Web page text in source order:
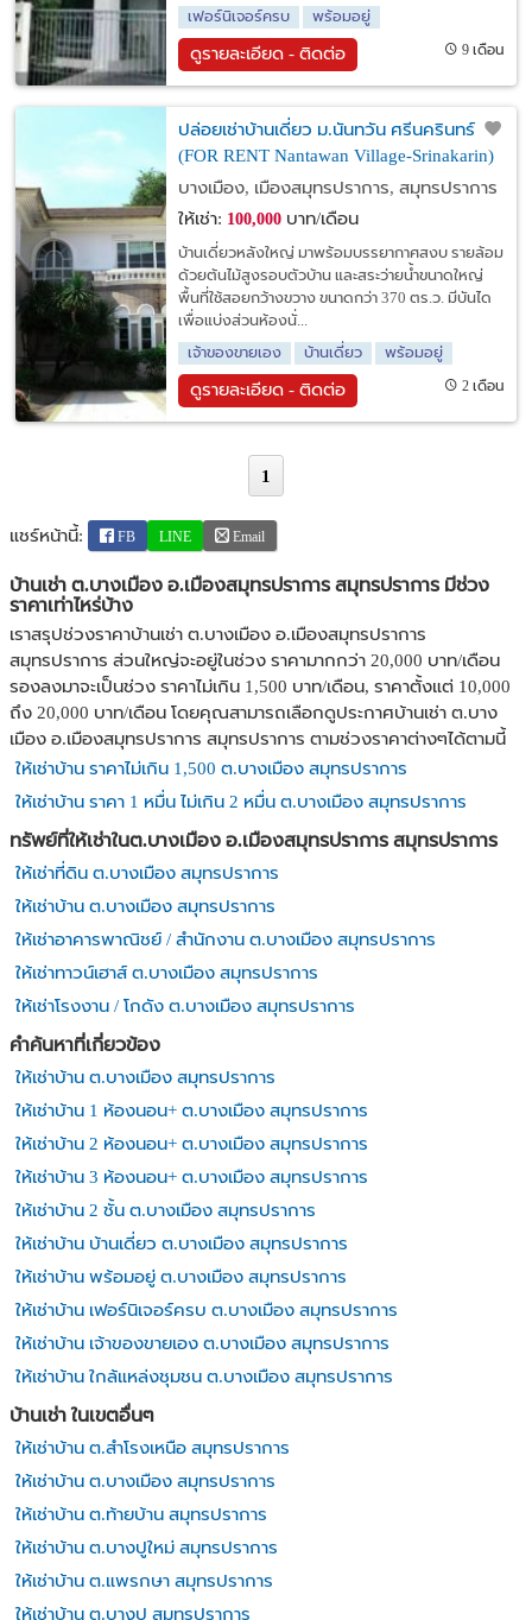
เฟอร์นิเจอร์ครบ
พร้อมอยู่
ดูรายละเอียด - ติดต่อ 9 เดือน
ปล่อยเช่าบ้านเดี่ยว ม.นันทวัน ศรีนครินทร์
(FOR RENT Nantawan Village-Srinakarin)
บางเมือง, เมืองสมุทรปราการ, สมุทรปราการ
ให้เช่า: 100,000บาท/เดือน
บ้านเดี่ยวหลังใหญ่ มาพร้อมบรรยากาศสงบ รายล้อม
ด้วยต้นไม้สูงรอบตัวบ้าน และสระว่ายน้ำขนาดใหญ่
พื้นที่ใช้สอยกว้างขวาง ขนาดกว่า 370 ตร.ว. มีบันได
เพื่อแบ่งส่วนห้องนั่...
เจ้าของขายเอง
บ้านเดี่ยว พร้อมอยู่
ดูรายละเอียด - ติดต่อ 2 เดือน
1
แชร์หน้านี้: FB LINE Email
บ้านเช่า ต.บางเมือง อ.เมืองสมุทรปราการ สมุทรปราการ มีช่วง
ราคาเท่าไหร่บ้าง
เราสรุปช่วงราคาบ้านเช่า ต.บางเมือง อ.เมืองสมุทรปราการ
สมุทรปราการ ส่วนใหญ่จะอยู่ในช่วง ราคามากกว่า 20,000 บาท/เดือน
รองลงมาจะเป็นช่วง ราคาไม่เกิน 1,500 บาท/เดือน, ราคาตั้งแต่ 10,000
ถึง 20,000 บาท/เดือน โดยคุณสามารถเลือกดูประกาศบ้านเช่า ต.บาง
เมือง อ.เมืองสมุทรปราการ สมุทรปราการ ตามช่วงราคาต่างๆได้ตามนี้
ให้เช่าบ้าน ราคาไม่เกิน 1,500 ต.บางเมือง สมุทรปราการ
ให้เช่าบ้าน ราคา 1 หมื่น ไม่เกิน 2 หมื่น ต.บางเมือง สมุทรปราการ
ทรัพย์ที่ให้เช่าในต.บางเมือง อ.เมืองสมุทรปราการ สมุทรปราการ
ให้เช่าที่ดิน ต.บางเมือง สมุทรปราการ
ให้เช่าบ้าน ต.บางเมือง สมุทรปราการ
ให้เช่าอาคารพาณิชย์ / สำนักงาน ต.บางเมือง สมุทรปราการ
ให้เช่าทาวน์เฮาส์ ต.บางเมือง สมุทรปราการ
ให้เช่าโรงงาน / โกดัง ต.บางเมือง สมุทรปราการ
คำค้นหาที่เกี่ยวข้อง
ให้เช่าบ้าน ต.บางเมือง สมุทรปราการ
ให้เช่าบ้าน 1 ห้องนอน+ ต.บางเมือง สมุทรปราการ
ให้เช่าบ้าน 2 ห้องนอน+ ต.บางเมือง สมุทรปราการ
ให้เช่าบ้าน 3 ห้องนอน+ ต.บางเมือง สมุทรปราการ
ให้เช่าบ้าน 2 ชั้น ต.บางเมือง สมุทรปราการ
ให้เช่าบ้าน บ้านเดี่ยว ต.บางเมือง สมุทรปราการ
ให้เช่าบ้าน พร้อมอยู่ ต.บางเมือง สมุทรปราการ
ให้เช่าบ้าน เฟอร์นิเจอร์ครบ ต.บางเมือง สมุทรปราการ
ให้เช่าบ้าน เจ้าของขายเอง ต.บางเมือง สมุทรปราการ
ให้เช่าบ้าน ใกล้แหล่งชุมชน ต.บางเมือง สมุทรปราการ
บ้านเช่า ในเขตอื่นๆ
ให้เช่าบ้าน ต.สำโรงเหนือ สมุทรปราการ
ให้เช่าบ้าน ต.บางเมือง สมุทรปราการ
ให้เช่าบ้าน ต.ท้ายบ้าน สมุทรปราการ
ให้เช่าบ้าน ต.บางปูใหม่ สมุทรปราการ
ให้เช่าบ้าน ต.แพรกษา สมุทรปราการ
ให้เช่าบ้าน ต.บางปู สมุทรปราการ